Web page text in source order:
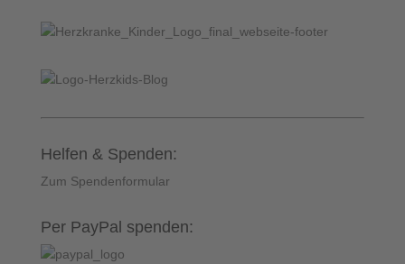
Helfen & Spenden:
Zum Spendenformular
Per PayPal spenden: